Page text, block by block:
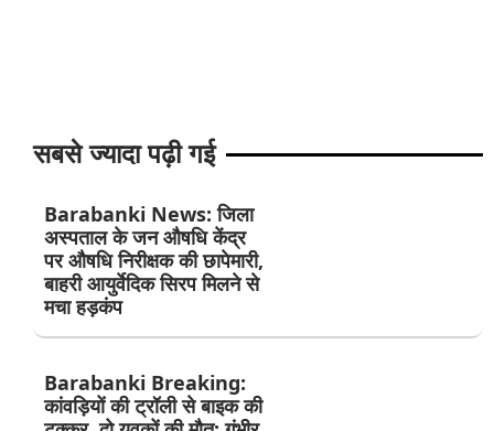
सबसे ज्यादा पढ़ी गई
Barabanki News: जिला
अस्पताल के जन औषधि केंद्र
पर औषधि निरीक्षक की छापेमारी,
बाहरी आयुर्वेदिक सिरप मिलने से
मचा हड़कंप
Barabanki Breaking:
कांवड़ियों की ट्रॉली से बाइक की